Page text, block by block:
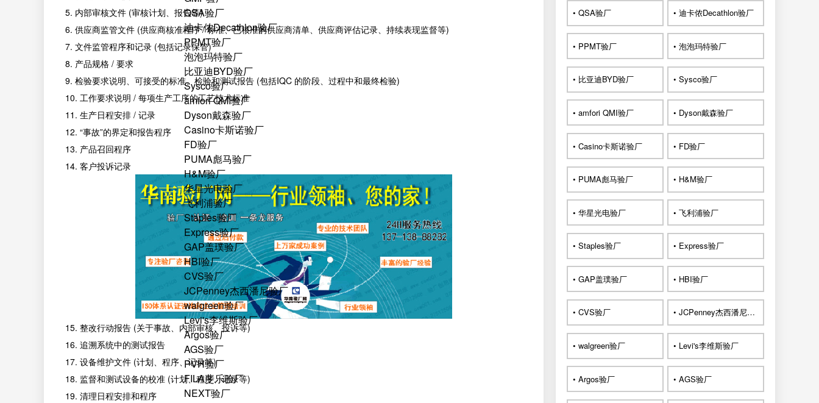
QSA验厂
迪卡侬Decathlon验厂
PPMT验厂
泡泡玛特验厂
比亚迪BYD验厂
Sysco验厂
amfori QMI验厂
Dyson戴森验厂
Casino卡斯诺验厂
FD验厂
PUMA彪马验厂
H&M验厂
华星光电验厂
飞利浦验厂
Staples验厂
Express验厂
GAP盖璞验厂
HBI验厂
CVS验厂
JCPenney杰西潘尼验厂
walgreen验厂
Levi's李维斯验厂
Argos验厂
AGS验厂
PVH验厂
FILA斐乐验厂
NEXT验厂
5. 内部审核文件 (审核计划、报告等)
6. 供应商监管文件 (供应商核准程序 / 标准、已核准的供应商清单、供应商评估记录、持续表现监督等)
7. 文件监管程序和记录 (包括记录保管)
8. 产品规格 / 要求
9. 检验要求说明、可接受的标准、检验和测试报告 (包括IQC 的阶段、过程中和最终检验)
10. 工作要求说明 / 每项生产工序的工艺技术标准
11. 生产日程安排 / 记录
12. “事故”的界定和报告程序
13. 产品召回程序
14. 客户投诉记录
15. 整改行动报告 (关于事故、内部审核、投诉等)
16. 追溯系统中的测试报告
17. 设备维护文件 (计划、程序、记录等)
18. 监督和测试设备的校准 (计划、程序、记录等)
19. 清理日程安排和程序
• QSA验厂 • 迪卡侬Decathlon验厂
• PPMT验厂 • 泡泡玛特验厂
• 比亚迪BYD验厂 • Sysco验厂
• amfori QMI验厂 • Dyson戴森验厂
• Casino卡斯诺验厂 • FD验厂
• PUMA彪马验厂 • H&M验厂
• 华星光电验厂 • 飞利浦验厂
• Staples验厂 • Express验厂
• GAP盖璞验厂 • HBI验厂
• CVS验厂 • JCPenney杰西潘尼验厂
• walgreen验厂 • Levi's李维斯验厂
• Argos验厂 • AGS验厂